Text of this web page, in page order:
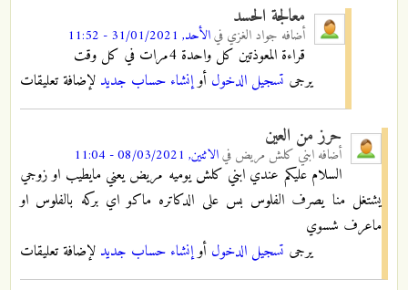
معالجة الحسد
أضافه جواد الغزي فيالأحد, 31/01/2021 - 11:52
قراءة المعوذتين كل واحدة 4مرات في كل وقت
يرجى تسجيل الدخول أوإنشاء حساب جديد لإضافة تعليقات
حرز من العين
أضافه ابني كلش مريض فيالاثنين, 08/03/2021 - 11:04
السلام عليكم عندي ابني كلش يوميه مريض يعني مايطيب او زوجي
يشتغل منا يصرف الفلوس بس على الدكاتره ماكو اي بركه بالفلوس او
ماعرف شسوي
يرجى تسجيل الدخول أوإنشاء حساب جديد لإضافة تعليقات